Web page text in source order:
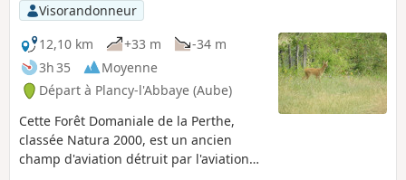
Visorandonneur
12,10 km
+33 m
-34 m
3h 35
Moyenne
Départ à Plancy-l'Abbaye (Aube)
Cette Forêt Domaniale de la Perthe,
classée Natura 2000, est un ancien
champ d'aviation détruit par l'aviation